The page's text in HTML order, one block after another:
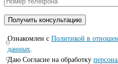
Ознакомлен с Политикой в
данных
Даю Согласие на обработку